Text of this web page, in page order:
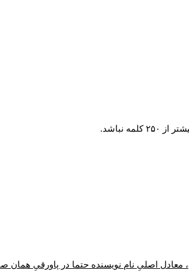
معادل اصلیِ نام نویسنده حتما در پاورقیِ همان